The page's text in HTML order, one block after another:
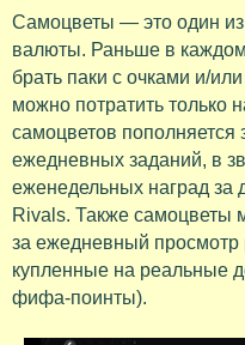
Самоцветы — это один из
валюты. Раньше в
брать паки с очками и/
можно потратить только
самоцветов пополняется
ежедневных заданий, в
еженедельных наград за
Rivals. Также самоцветы
за ежедневный просмотр
купленные на реальные
фифа-поинты).